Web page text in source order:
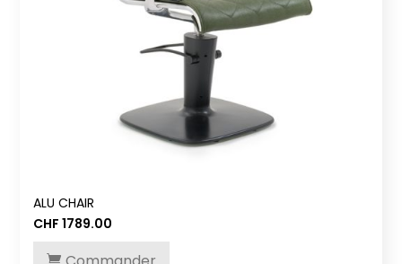
ALU CHAIR
CHF 1789.00